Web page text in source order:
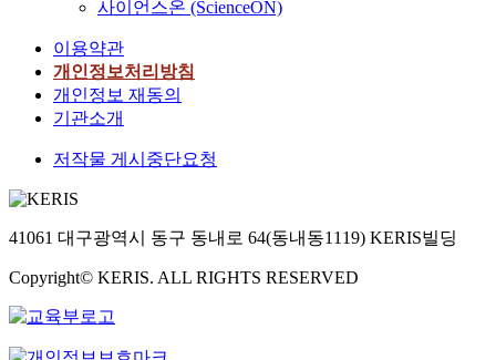
사이언스온 (ScienceON)
이용약관
개인정보처리방침
개인정보 재동의
기관소개
저작물 게시중단요청
41061 대구광역시 동구 동내로 64(동내동1119) KERIS빌딩
Copyright© KERIS. ALL RIGHTS RESERVED